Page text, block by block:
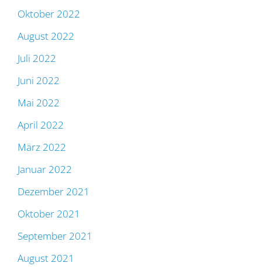
Oktober 2022
August 2022
Juli 2022
Juni 2022
Mai 2022
April 2022
März 2022
Januar 2022
Dezember 2021
Oktober 2021
September 2021
August 2021